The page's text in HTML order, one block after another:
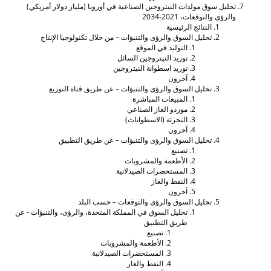
تحليل سوق مولدات النيتروجين الصناعية في أوروبا (مليار دولار أمريكي)
والرؤى والتوقعات، 2021-2034
النتائج الرئيسية
تحليل السوق والرؤى والتنبؤات – من خلال تكنولوجيا الإنتاج
التوليد في الموقع
توريد النيتروجين السائل
توريد اسطوانة النيتروجين
تحليل السوق والرؤى والتنبؤات – عن طريق قناة التوزيع
المبيعات المباشرة
موردو الغاز الصناعي
التجزئة (الاسطوانات)
تحليل السوق والرؤى والتنبؤات – عن طريق التطبيق
الأطعمة والمشروبات
المستحضرات الصيدلانية
النفط والغاز
تحليل السوق والرؤى والتوقعات – حسب البلد
تحليل السوق في المملكة المتحدة، والرؤى، والتنبؤات - عن
طريق التطبيق
الأطعمة والمشروبات
المستحضرات الصيدلانية
النفط والغاز